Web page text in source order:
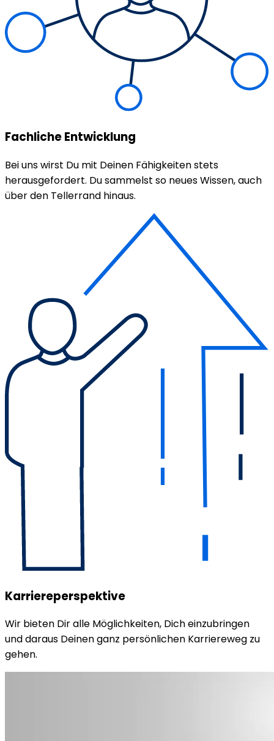
Fachliche Entwicklung
Bei uns wirst Du mit Deinen Fähigkeiten stets
herausgefordert. Du sammelst so neues Wissen, auch
über den Tellerrand hinaus.
Karriereperspektive
Wir bieten Dir alle Möglichkeiten, Dich einzubringen
und daraus Deinen ganz persönlichen Karriereweg zu
gehen.